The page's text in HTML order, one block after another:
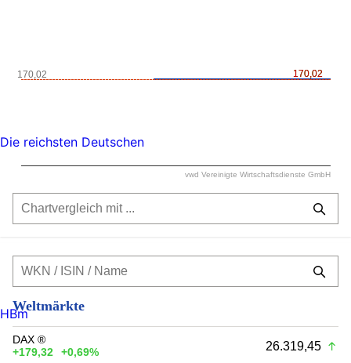
170,02
170,02
170,02
vwd Vereinigte Wirtschaftsdienste GmbH
Weltmärkte
DAX ®
+179,32
+0,69% 26.319,45
Die reichsten Deutschen
HBm